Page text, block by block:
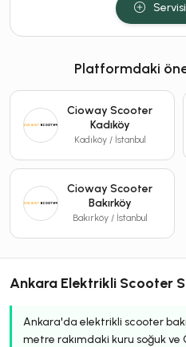
Platformdaki
Cioway Scooter
Kadıköy
Kadıköy / İstanbul
Cioway Scooter
Bakırköy
Bakırköy / İstanbul
Ankara Elektrikli Scooter
Ankara'da elektrikli scooter
metre rakımdaki kuru soğuk ve